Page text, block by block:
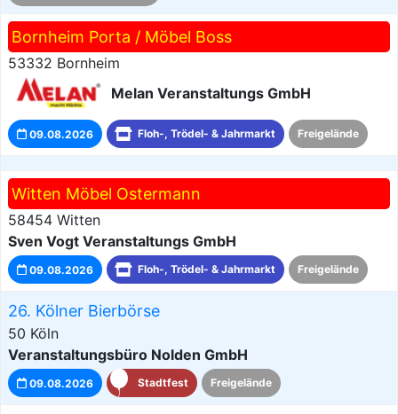
Bornheim Porta / Möbel Boss
53332 Bornheim
Melan Veranstaltungs GmbH
09.08.2026 Floh-, Trödel- & Jahrmarkt Freigelände
Witten Möbel Ostermann
58454 Witten
Sven Vogt Veranstaltungs GmbH
09.08.2026 Floh-, Trödel- & Jahrmarkt Freigelände
26. Kölner Bierbörse
50 Köln
Veranstaltungsbüro Nolden GmbH
09.08.2026 Stadtfest Freigelände